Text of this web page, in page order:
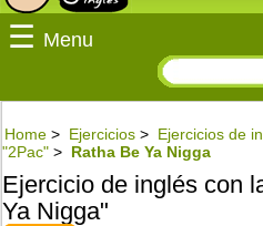
☰ Menu
Home > Ejercicios > Ejercicios de
"2Pac" > Ratha Be Ya Nigga
Ejercicio de inglés con
Ya Nigga"